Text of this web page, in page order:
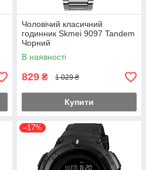
Чоловічий класичний
годинник Skmei 9097 Tandem
Чорний
В наявності
829 ₴ 1 029 ₴
Купити
–17%